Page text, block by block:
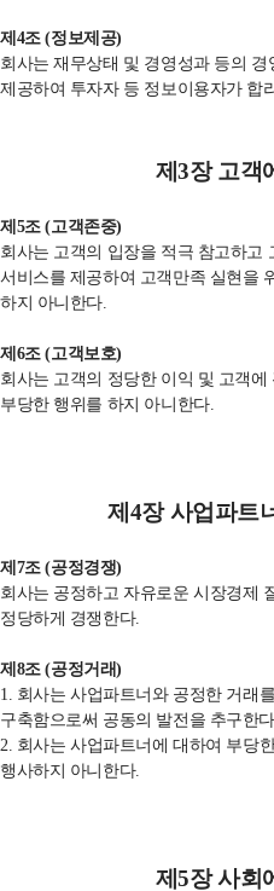
제 4조(정보제공)
회사는 재무상태 및 경영성과 등의 경
제공하여 투자자 등 정보이용자가 합
제3장 고객
제 5조(고객존중)
회사는 고객의 입장을 적극 참고하고
서비스를 제공하여 고객만족 실현을
하지 아니한다
제 6조(고객보호)
회사는 고객의 정당한 이익 및 고객에
부당한 행위를 하지 아니한다.
제 4장 사업파트
제 7조(공정경쟁)
회사는 공정하고 자유로운 시장경제
정당하게 경쟁한다.
제 8조(공정거래)
1. 회사는 사업파트너와 공정한 거래
구축함으로써 공동의 발전을 추구한다
2. 회사는 사업파트너에 대하여 부당
행사하지 아니한다.
제5장 사회